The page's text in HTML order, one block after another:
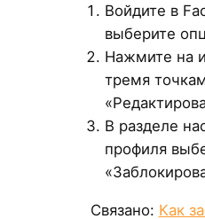
Войдите в
выберите
Нажмите на
тремя
В разделе
профиля
Связано: Как